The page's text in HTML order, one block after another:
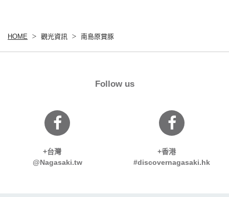
HOME 觀光資訊 南島原賞豚
Follow us
+台灣
@Nagasaki.tw
+香港
#discovernagasaki.hk